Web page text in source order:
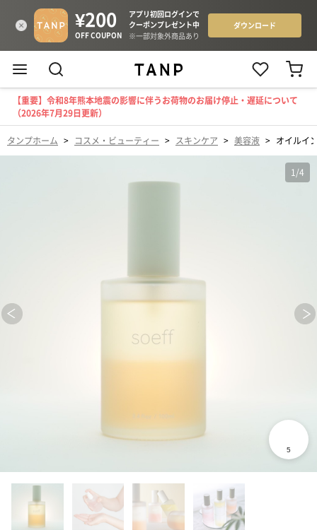
【重要】令和8年熊本地震の影響に伴うお荷物のお届け停止・遅延について
（2026年7月29日更新）
タンプホーム > コスメ・ビューティー > スキンケア > 美容液 > オイルイ
1 /4